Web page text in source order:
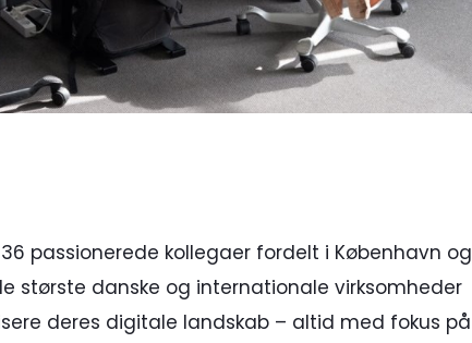
passionerede kollegaer fordelt i København og
største danske og internationale virksomheder
deres digitale landskab – altid med fokus på